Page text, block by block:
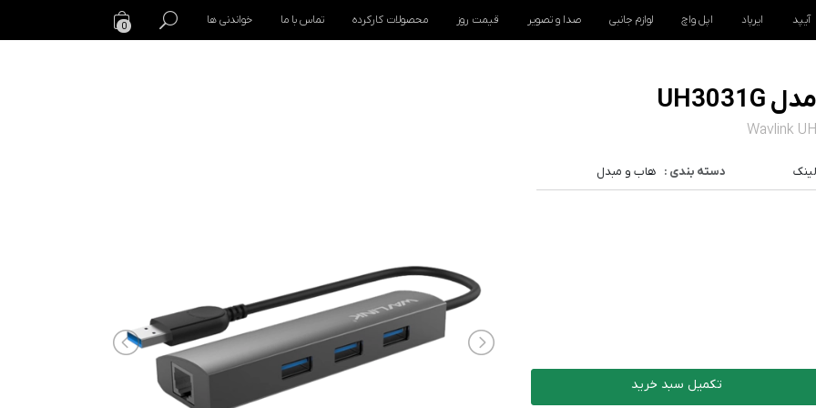
آیپد ایرپاد اپل واچ لوازم جانبی صدا و تصویر قیمت روز محصولات کارکرده تماس با ما خواندنی ها 0
Wavlink
دسته بندی : هاب و مبدل
تکمیل سبد خرید